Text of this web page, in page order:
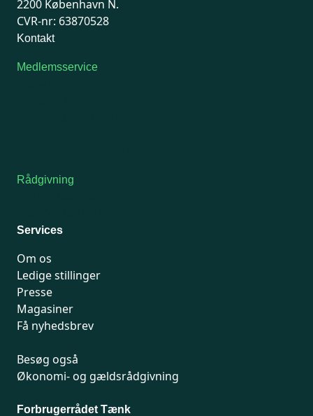
2200 København N.
CVR-nr: 63870528
Kontakt
Medlemsservice
Rådgivning
Services
Om os
Ledige stillinger
Presse
Magasiner
Få nyhedsbrev
Besøg også
Økonomi- og gældsrådgivning
Forbrugerrådet Tænk